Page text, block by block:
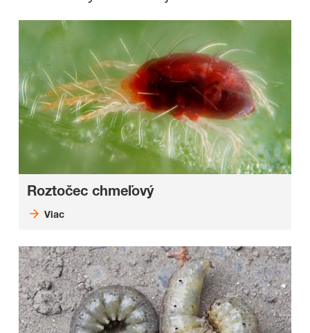
Roztočec chmeľový
Viac